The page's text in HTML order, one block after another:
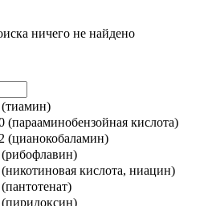
ничего не найдено
кислота)
(цианокобаламин)
кислота, ниацин)